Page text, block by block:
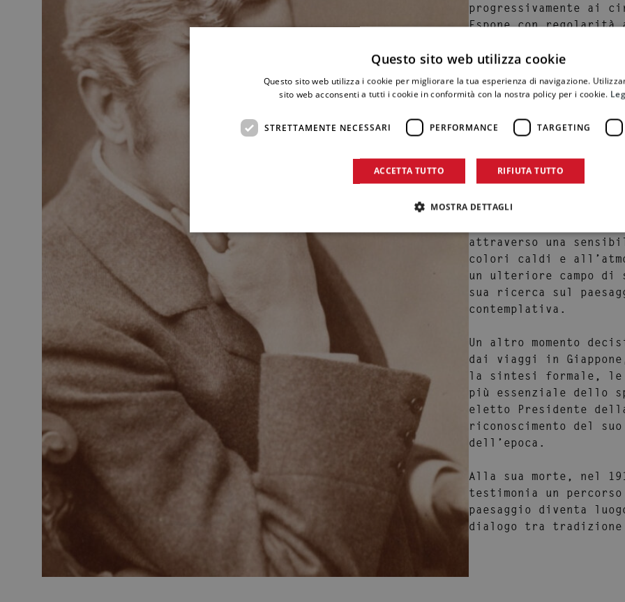
progressivamente
Espone con
riconoscimenti che ne
interprete sensibile
osservazione diretta
Accanto alle vedute
Mediterraneo e in
ambienti, architetture
diversi da quelli
Queste esperienze
orientalisti
, tradotti
l’esotismo non è
attraverso una
colori caldi e
un ulteriore campo di
sua ricerca sul
contemplativa.
Un altro momento
dai viaggi in Giappone
la sintesi formale, le
più essenziale dello
eletto Presidente
riconoscimento del
dell’epoca.
Alla sua morte, nel
testimonia un
paesaggio diventa
dialogo tra
Questo sito web utilizza cookie
Questo sito web utilizza i cookie per migliorare la tua esperienza di navigazione.
sito web acconsenti a tutti i cookie in conformità con la nostra policy per i cookie.
STRETTAMENTE NECESSARI PERFORMANCE TARGETING
ACCETTA TUTTO RIFIUTA TUTTO
MOSTRA DETTAGLI